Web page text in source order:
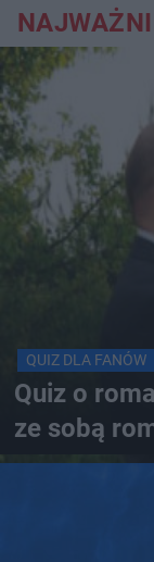
QUIZ DLA FANÓW
Quiz o
ze sobą